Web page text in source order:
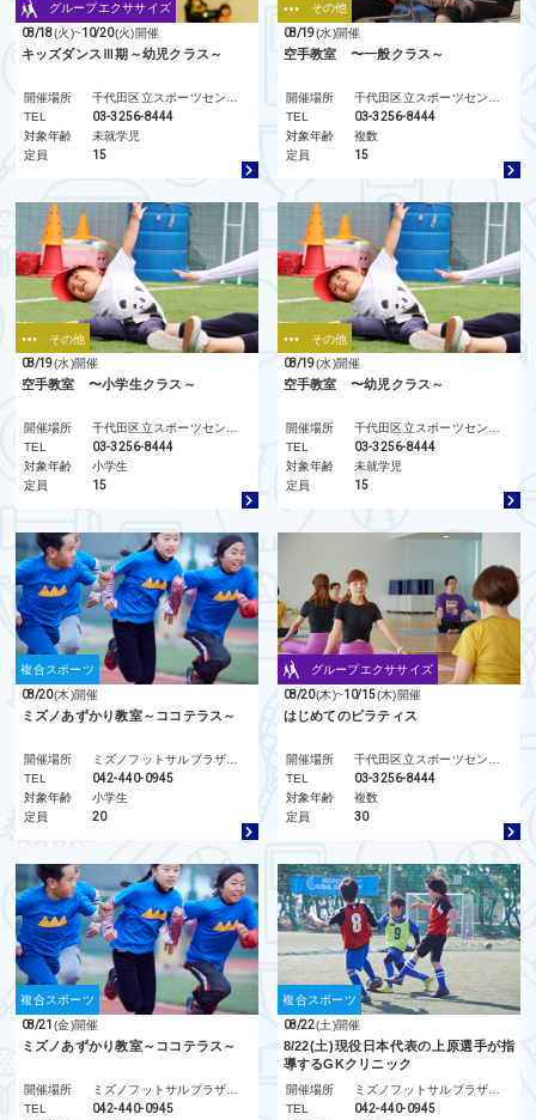
グループエクササイズ
08/18(火)~10/20(火)開催
キッズダンスⅢ期～幼児クラス～
開催場所
TEL
03-3256-8444
対象年齢
未就学児
定員
15
その他
08/19(水)開催
空手教室 〜一般クラス～
開催場所
TEL
03-3256-8444
対象年齢
複数
定員
15
その他
08/19(水)開催
空手教室 〜小学生クラス～
開催場所
千代田区立スポーツセンター
TEL
03-3256-8444
対象年齢
小学生
定員
15
その他
08/19(水)開催
空手教室 〜幼児クラス～
開催場所
千代田区立スポーツセンター
TEL
03-3256-8444
対象年齢
未就学児
定員
15
複合スポーツ
08/20(木)開催
ミズノあずかり教室～ココテラス～
開催場所
TEL
042-440-0945
対象年齢
小学生
定員
20
グループエクササイズ
08/20(木)~10/15(木)開催
はじめてのピラティス
開催場所
TEL
03-3256-8444
対象年齢
複数
定員
30
複合スポーツ
08/21(金)開催
ミズノあずかり教室～ココテラス～
開催場所
TEL
042-440-0945
複合スポーツ
08/22(土)開催
8/22(土)現役日本代表の上原選手が指
導するGKクリニック
開催場所
TEL
042-440-0945